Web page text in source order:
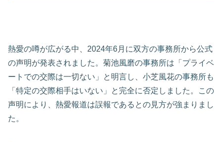
熱愛の噂が広がる中、2024年6月に双方の事務所から公式
の声明が発表されました。菊池風磨の事務所は「プライベ
ートでの交際は一切ない」と明言し、小芝風花の事務所も
「特定の交際相手はいない」と完全に否定しました。この
声明により、熱愛報道は誤報であるとの見方が強まりまし
た。